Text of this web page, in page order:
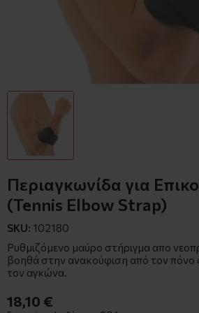
Περιαγκωνίδα για
(Tennis Elbow Strap)
SKU: 102180
Ρυθμιζόμενο μαύρο στήριγμα απο
βοηθά στην ανακούφιση από τον πόνο
τον αγκώνα.
18,10 €